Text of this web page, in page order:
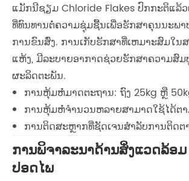
ແມັກນີຊຽມ Chloride Flakes ປົກກະຕິແລ້
ທີ່ທົນທານຕໍ່ຄວາມຊຸ່ມຊື້ນເພື່ອຮັກສາຄຸນນະພາ
ການຂົນສົ່ງ. ການເກັບຮັກສາທີ່ເຫມາະສົມໃນ
ແຫ້ງ, ມີລະບາຍອາກາດຊ່ວຍຮັກສາຄວາມສົມ
ຜະລິດຕະພັນ.
ການຫຸ້ມຫໍ່ມາດຕະຖານ: ຖົງ 25kg ຫຼື
ການຫຸ້ມຫໍ່ຈໍານວນຫລາຍສາມາດໃຊ້ໄດ້ຕ
ການຕິດສະຫຼາກທີ່ຊັດເຈນສໍາລັບການຕິດຕ
ການພິຈາລະນາດ້ານສິ່ງແວດລ້ອ
ປອດໄພ